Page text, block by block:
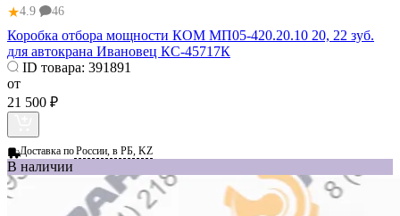
★4.9 46
Коробка отбора мощности КОМ МП05-420.20.10 20, 22 зуб.
для автокрана Ивановец КС-45717К
ID товара: 391891
от
21 500 ₽
Доставка поРоссии, в РБ, KZ
В наличии